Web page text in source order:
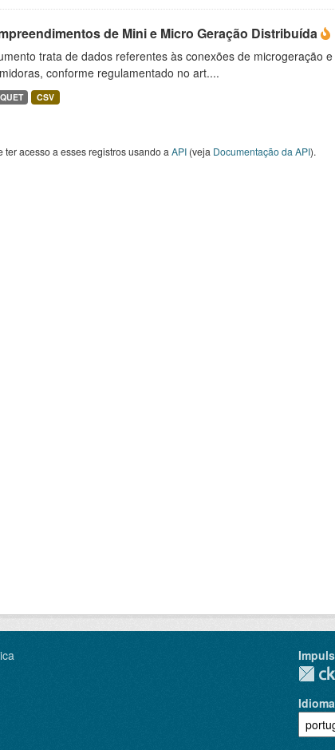
de Mini e Micro Geração Distribuída
trata de dados referentes às conexões de microgeração
conforme regulamentado no art....
CSV
ter acesso a esses registros usando a API(veja Documentação da API).
Idioma